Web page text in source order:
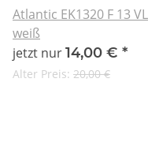
Atlantic EK1320 F 13 VL
weiß
jetzt nur14,00 € *
Alter Preis: 20,00 €